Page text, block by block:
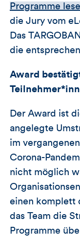
Programme
die Jury vom
Das
die
Award
Der Award ist
angelegte
im
Corona-
nicht möglich
einen komplett
das Team die
Programme